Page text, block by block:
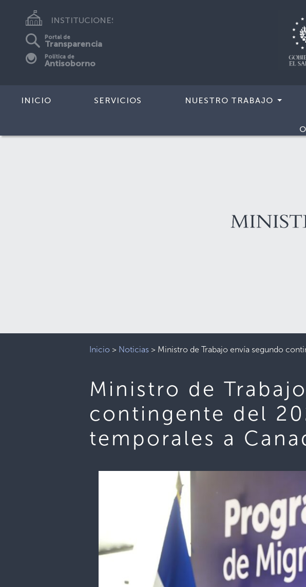
INSTITUCIONES
Portal de
Transparencia
Política de
Antisoborno
INICIO SERVICIOS NUESTRO TRABAJO
Inicio > Noticias > Ministro de Trabajo envía segundo
Ministro de
contingente del
temporales a